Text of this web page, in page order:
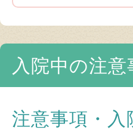
入院中の注意
注意事項・入